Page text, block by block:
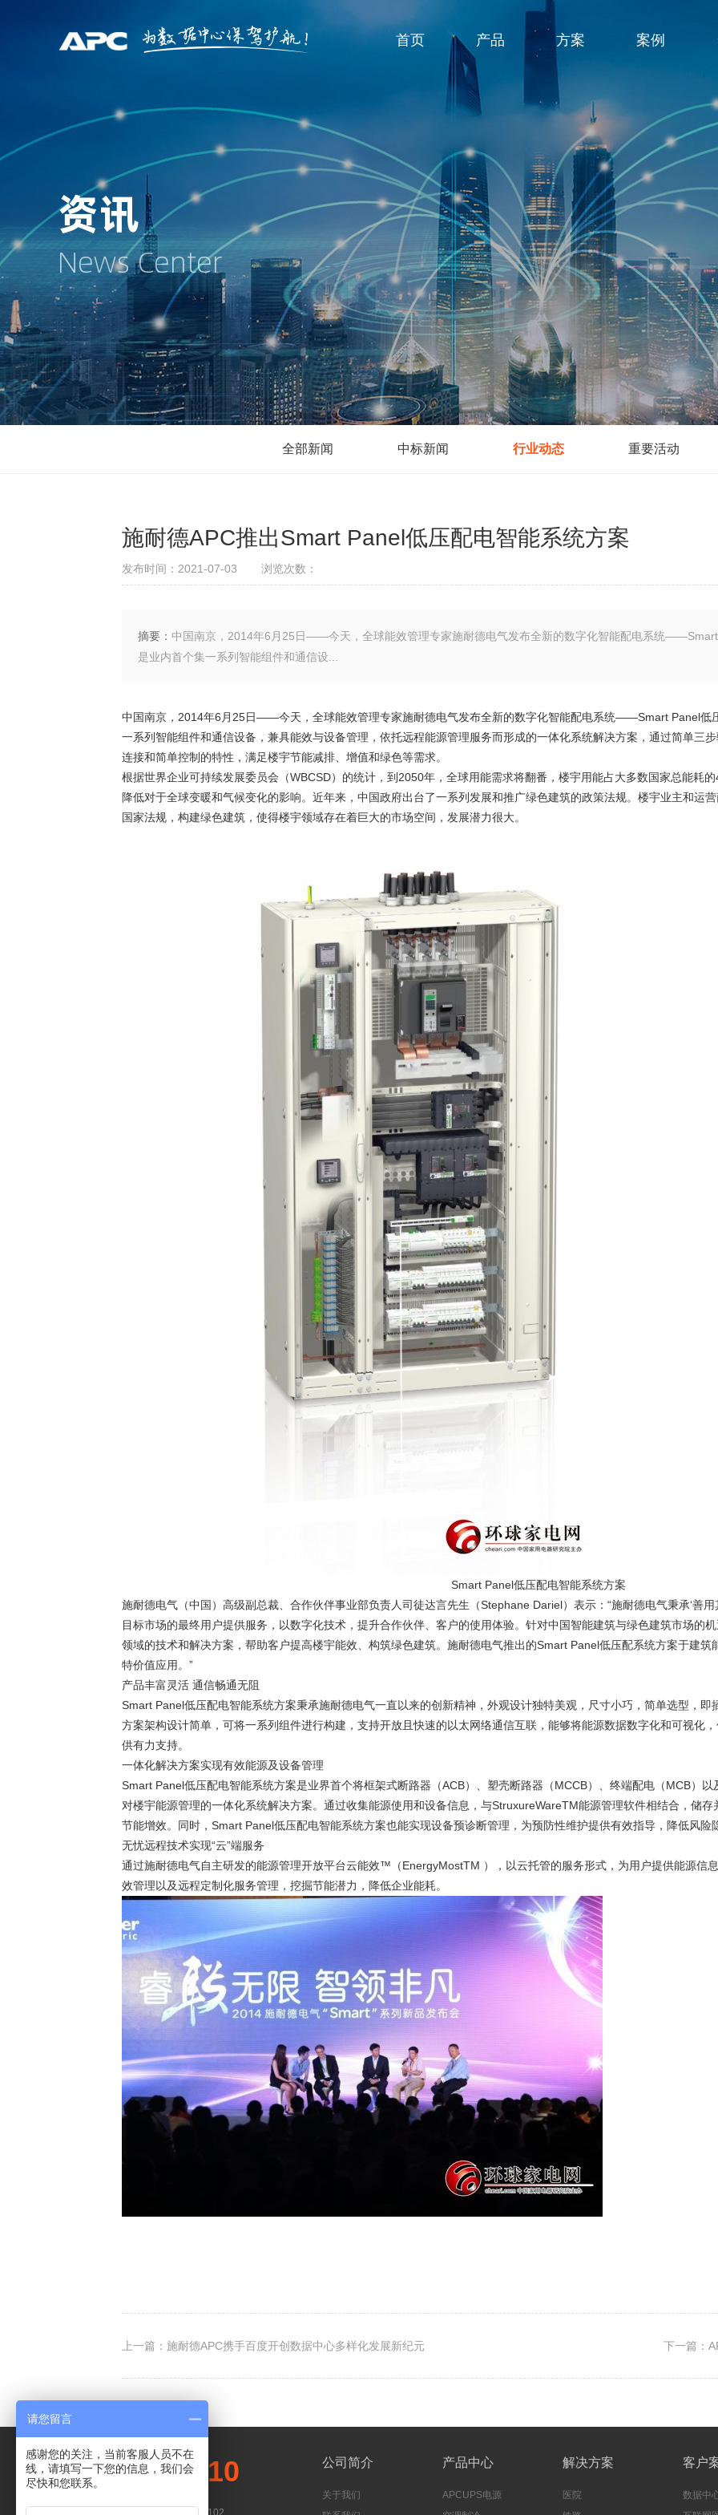
首页 产品 方案 案例
资讯
News Center
全部新闻 中标新闻 行业动态 重要活动
施耐德APC推出Smart Panel低压配电智能系统方案
发布时间：2021-07-03 浏览次数：
摘要： 中国南京，2014年6月25日——今天，全球能效管理专家施耐德电气发布全新的数字化智能配电系统
是业内首个集一系列智能组件和通信设...
中国南京，2014年6月25日——今天，全球能效管理专家施耐德电气发布全新的数字化智能配电系统——Smart Panel低
一系列智能组件和通信设备，兼具能效与设备管理，依托远程能源管理服务而形成的一体化系统解决方案，通过简单三
连接和简单控制的特性，满足楼宇节能减排、增值和绿色等需求。
根据世界企业可持续发展委员会（WBCSD）的统计，到2050年，全球用能需求将翻番，楼宇用能占大多数国家总能耗
降低对于全球变暖和气候变化的影响。近年来，中国政府出台了一系列发展和推广绿色建筑的政策法规。楼宇业主和运
国家法规，构建绿色建筑，使得楼宇领域存在着巨大的市场空间，发展潜力很大。
Smart Panel低压配电智能系统方案
施耐德电气（中国）高级副总裁、合作伙伴事业部负责人司徒达言先生（Stephane Dariel）表示：“施耐德电气秉承‘善
目标市场的最终用户提供服务，以数字化技术，提升合作伙伴、客户的使用体验。针对中国智能建筑与绿色建筑市场的
领域的技术和解决方案，帮助客户提高楼宇能效、构筑绿色建筑。施耐德电气推出的Smart Panel低压配系统方案于建
特价值应用。”
产品丰富灵活 通信畅通无阻
Smart Panel低压配电智能系统方案秉承施耐德电气一直以来的创新精神，外观设计独特美观，尺寸小巧，简单选型，
方案架构设计简单，可将一系列组件进行构建，支持开放且快速的以太网络通信互联，能够将能源数据数字化和可视化
供有力支持。
一体化解决方案实现有效能源及设备管理
Smart Panel低压配电智能系统方案是业界首个将框架式断路器（ACB）、塑壳断路器（MCCB）、终端配电（MCB）
对楼宇能源管理的一体化系统解决方案。通过收集能源使用和设备信息，与StruxureWareTM能源管理软件相结合，储
节能增效。同时，Smart Panel低压配电智能系统方案也能实现设备预诊断管理，为预防性维护提供有效指导，降低风险
无忧远程技术实现“云”端服务
通过施耐德电气自主研发的能源管理开放平台云能效™（EnergyMostTM ），以云托管的服务形式，为用户提供能源信
效管理以及远程定制化服务管理，挖掘节能潜力，降低企业能耗。
上一篇：施耐德APC携手百度开创数据中心多样化发展新纪元 下一篇：
400-018-5510
北京市海淀区上地辉煌国际B座102
公司简介
关于我们
产品中心
APCUPS电源
解决方案
医院
客户
数据中
请您留言
感谢您的关注，当前客服人员不在
线，请填写一下您的信息，我们会
尽快和您联系。